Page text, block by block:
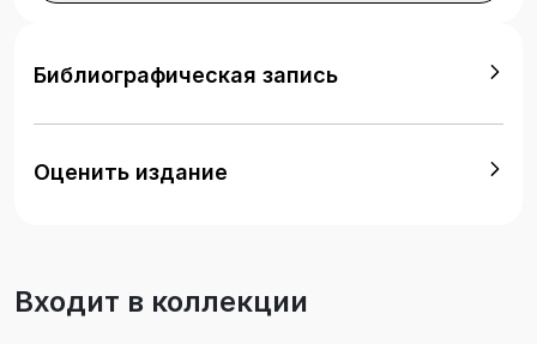
дисциплину «Конституционные основы
представляет интерес для научных
работников, преподавателей, аспирантов и
студентов юридических вузов и факультетов
защиты прав человека.
Библиографическая запись
Оценить издание
Входит в коллекции